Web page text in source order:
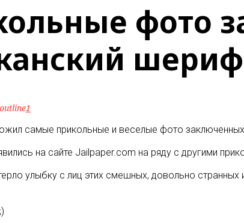
фото
шериф
1
самые прикольные и веселые фото
на сайте Jailpaper.com на ряду с другими
улыбку с лиц этих смешных, довольно